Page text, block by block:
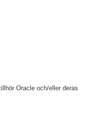
Oracle och/eller deras